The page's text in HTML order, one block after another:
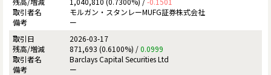
モルガン・スタンレーMUFG証券株式会社
ー
2026-03-17
871,693 (0.6100%) /0.0999
Barclays Capital Securities Ltd
ー